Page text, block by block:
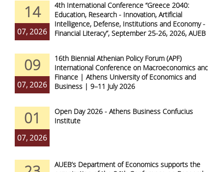
14
07, 2026
4th International Conference “Greece 2040:
Education, Research - Innovation, Artificial
Intelligence, Defense, Institutions and Economy -
Financial Literacy”, September 25-26, 2026, AUEB
09
07, 2026
16th Biennial Athenian Policy Forum (APF)
International Conference on Macroeconomics and
Finance | Athens University of Economics and
Business | 9–11 July 2026
01
07, 2026
Open Day 2026 - Athens Business Confucius
Institute
AUEB’s Department of Economics supports the